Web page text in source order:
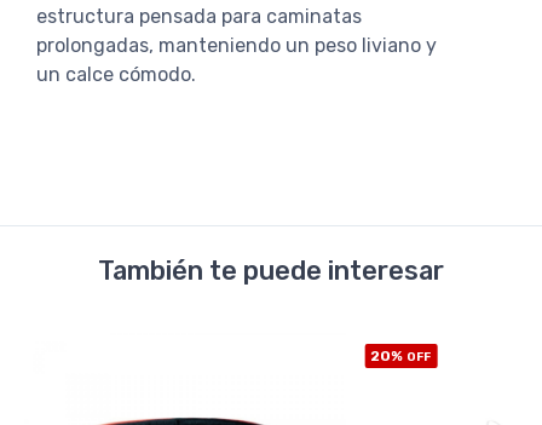
estructura pensada para caminatas
prolongadas, manteniendo un peso liviano y
un calce cómodo.
También te puede interesar
20% OFF